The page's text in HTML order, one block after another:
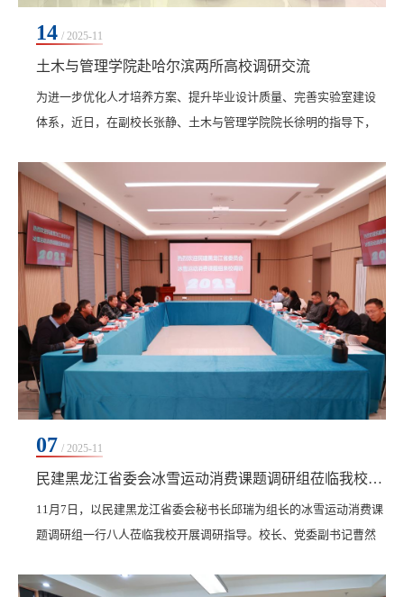
14 / 2025-11
土木与管理学院赴哈尔滨两所高校调研交流
​为进一步优化人才培养方案、提升毕业设计质量、完善实验室建设
体系，近日，在副校长张静、土木与管理学院院长徐明的指导下，
土木工程专业助理张晶晶赴黑龙江东方学院、哈尔滨学院开展调研
交流。调研团队与两所高校相关院系负责人深入座谈，实地参观教
学设施，收获颇丰。调研团队首站抵达黑龙江东方学院，受到建筑
工程学院院长赵运铎、副院长姜业超，以及土木工程...
07 / 2025-11
民建黑龙江省委会冰雪运动消费课题调研组莅临我校调研指导
11月7日，以民建黑龙江省委会秘书长邱瑞为组长的冰雪运动消费课
题调研组一行八人莅临我校开展调研指导。校长、党委副书记曹然
待调研组一行。调研组在学校领导的陪同下参观了我校产教融合基